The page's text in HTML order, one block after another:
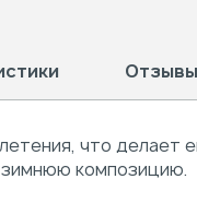
Отзывы
что делает
композицию.